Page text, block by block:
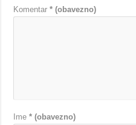
Komentar* (obavezno)
Ime* (obavezno)